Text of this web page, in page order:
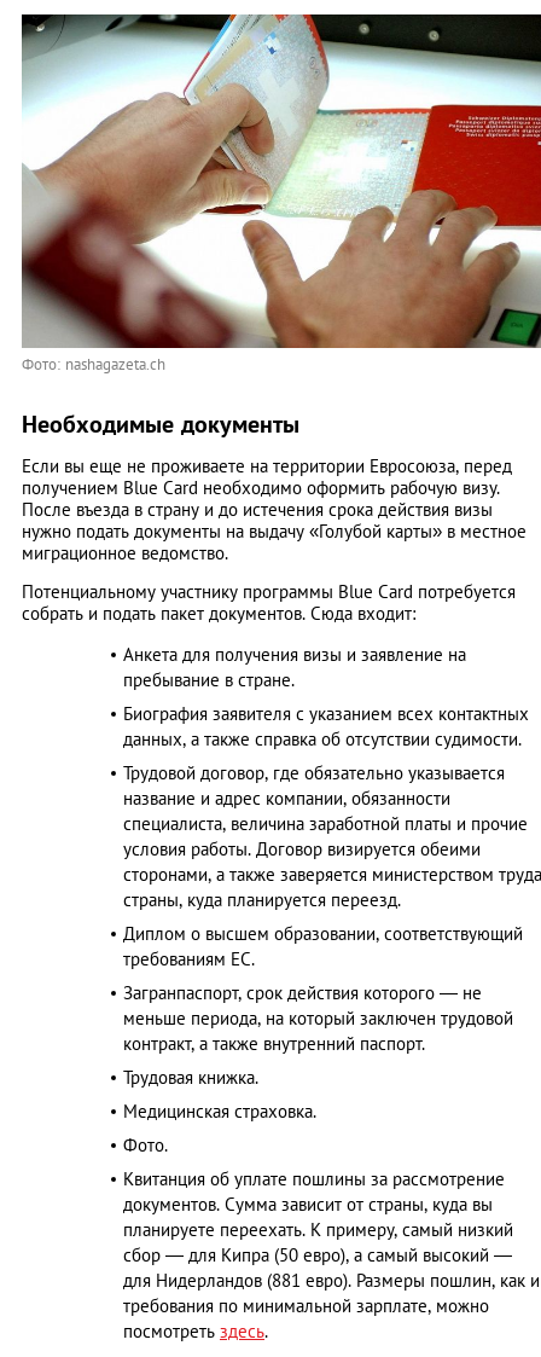
Фото: nashagazeta.ch
Необходимые документы
Если вы еще не проживаете на территории Евросоюза, перед
получением Blue Card необходимо оформить рабочую визу.
После въезда в страну и до истечения срока действия визы
нужно подать документы на выдачу «Голубой карты» в местное
миграционное ведомство.
Потенциальному участнику программы Blue Card потребуется
собрать и подать пакет документов. Сюда входит:
Анкета для получения визы и заявление на
пребывание в стране.
Биография заявителя с указанием всех контактных
данных, а также справка об отсутствии судимости.
Трудовой договор, где обязательно указывается
название и адрес компании, обязанности
специалиста, величина заработной платы и прочие
условия работы. Договор визируется обеими
сторонами, а также заверяется министерством труда
страны, куда планируется переезд.
Диплом о высшем образовании, соответствующий
требованиям ЕС.
Загранпаспорт, срок действия которого — не
меньше периода, на который заключен трудовой
контракт, а также внутренний паспорт.
Трудовая книжка.
Медицинская страховка.
Фото.
Квитанция об уплате пошлины за рассмотрение
документов. Сумма зависит от страны, куда вы
планируете переехать. К примеру, самый низкий
сбор — для Кипра (50 евро), а самый высокий —
для Нидерландов (881 евро). Размеры пошлин, как и
требования по минимальной зарплате, можно
посмотреть здесь.